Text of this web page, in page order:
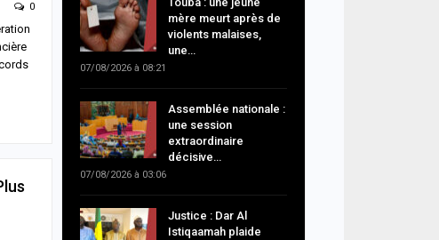
0
mère meurt après de
violents malaises,
une…
07/08/2026 à 08:21
Assemblée nationale :
une session
extraordinaire
décisive…
07/08/2026 à 03:06
Justice : Dar Al
Istiqaamah plaide